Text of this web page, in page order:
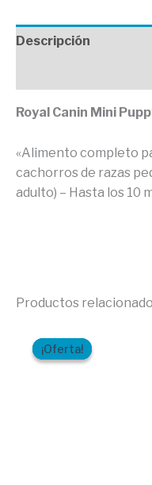
Descripción
Royal Canin Mini
«Alimento completo
cachorros de razas
adulto) – Hasta los 10
Productos
¡Oferta!
¡Oferta!
precio
original